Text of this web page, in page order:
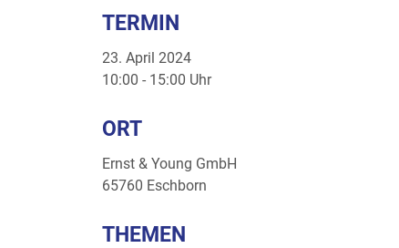
TERMIN
23. April 2024
10:00 - 15:00 Uhr
ORT
Ernst & Young GmbH
65760 Eschborn
THEMEN